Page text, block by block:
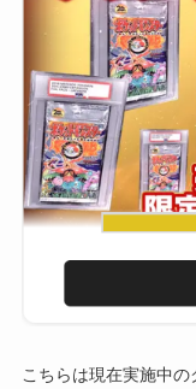
こちらは現在実施中